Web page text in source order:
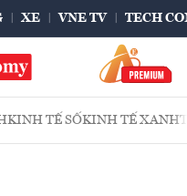
XE VNE TV TECH
KINH TẾ SỐKINH TẾ XANH